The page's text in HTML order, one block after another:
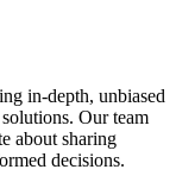
in-depth, unbiased
Our team
about sharing
decisions.